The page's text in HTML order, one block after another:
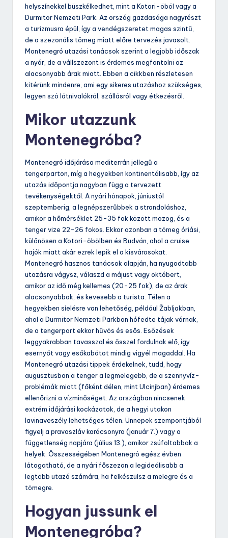
helyszínekkel büszkélkedhet, mint a Kotori-öböl vagy a
Durmitor Nemzeti Park. Az ország gazdasága nagyrészt
a turizmusra épül, így a vendégszeretet magas szintű,
de a szezonális tömeg miatt előre tervezés javasolt.
Montenegró utazási tanácsok szerint a legjobb időszak
a nyár, de a vállszezont is érdemes megfontolni az
alacsonyabb árak miatt. Ebben a cikkben részletesen
kitérünk mindenre, ami egy sikeres utazáshoz szükséges,
legyen szó látnivalókról, szállásról vagy étkezésről.
Mikor utazzunk
Montenegróba?
Montenegró időjárása mediterrán jellegű a
tengerparton, míg a hegyekben kontinentálisabb, így az
utazás időpontja nagyban függ a tervezett
tevékenységektől. A nyári hónapok, júniustól
szeptemberig, a legnépszerűbbek a strandoláshoz,
amikor a hőmérséklet 25-35 fok között mozog, és a
tenger vize 22-26 fokos. Ekkor azonban a tömeg óriási,
különösen a Kotori-öbölben és Budván, ahol a cruise
hajók miatt akár ezrek lepik el a kisvárosokat.
Montenegró hasznos tanácsok alapján, ha nyugodtabb
utazásra vágysz, válaszd a májust vagy októbert,
amikor az idő még kellemes (20-25 fok), de az árak
alacsonyabbak, és kevesebb a turista. Télen a
hegyekben síelésre van lehetőség, például Žabljakban,
ahol a Durmitor Nemzeti Parkban hófedte tájak várnak,
de a tengerpart ekkor hűvös és esős. Esőzések
leggyakrabban tavasszal és ősszel fordulnak elő, így
esernyőt vagy esőkabátot mindig vigyél magaddal. Ha
Montenegró utazási tippek érdekelnek, tudd, hogy
augusztusban a tenger a legmelegebb, de a szennyvíz-
problémák miatt (főként délen, mint Ulcinjban) érdemes
ellenőrizni a vízminőséget. Az országban nincsenek
extrém időjárási kockázatok, de a hegyi utakon
lavinaveszély lehetséges télen. Ünnepek szempontjából
figyelj a pravoszláv karácsonyra (január 7.) vagy a
függetlenség napjára (július 13.), amikor zsúfoltabbak a
helyek. Összességében Montenegró egész évben
látogatható, de a nyári főszezon a legideálisabb a
legtöbb utazó számára, ha felkészülsz a melegre és a
tömegre.
Hogyan jussunk el
Montenegróba?